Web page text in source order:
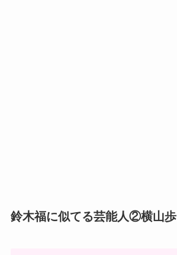
鈴木福に似てる芸能人②横山歩